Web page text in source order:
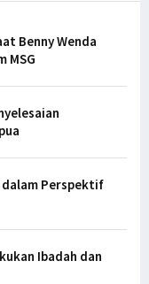
Benny Wenda
MSG
dalam Perspektif
Ibadah dan